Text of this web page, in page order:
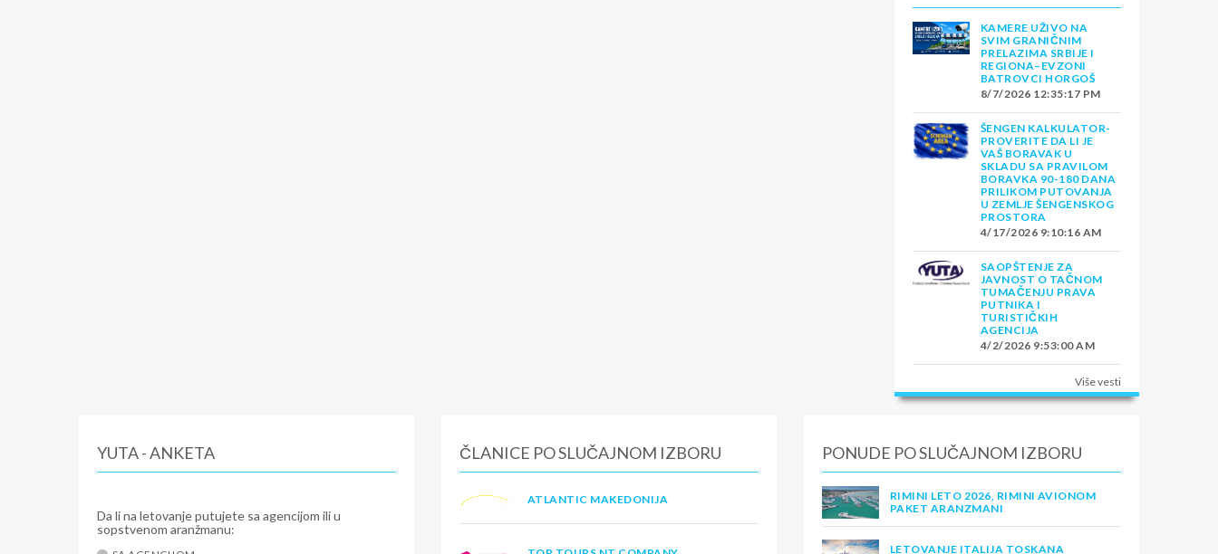
KAMERE UŽIVO NA
SVIM GRANIČNIM
PRELAZIMA SRBIJE I
REGIONA–EVZONI
BATROVCI HORGOŠ
8/7/2026 12:35:17 PM
ŠENGEN KALKULATOR-
PROVERITE DA LI JE
VAŠ BORAVAK U
SKLADU SA PRAVILOM
BORAVKA 90-180 DANA
PRILIKOM PUTOVANJA
U ZEMLJE ŠENGENSKOG
PROSTORA
4/17/2026 9:10:16 AM
SAOPŠTENJE ZA
JAVNOST O TAČNOM
TUMAČENJU PRAVA
PUTNIKA I
TURISTIČKIH
AGENCIJA
4/2/2026 9:53:00 AM
Više vesti
YUTA - ANKETA
Da li na letovanje putujete sa agencijom ili u
sopstvenom aranžmanu:
ČLANICE PO SLUČAJNOM IZBORU
ATLANTIC MAKEDONIJA
PONUDE PO SLUČAJNOM IZBORU
RIMINI LETO 2026, RIMINI AVIONOM
PAKET ARANZMANI
LETOVANJE ITALIJA TOSKANA